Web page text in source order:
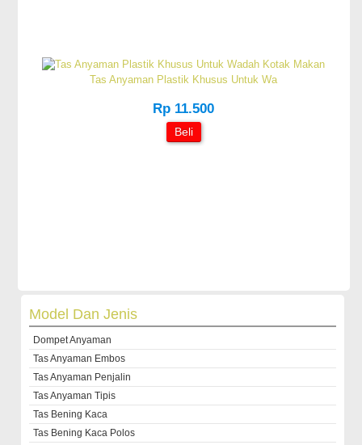
Tas Anyaman Plastik Khusus Untuk Wa
Rp 11.500
Beli
Model Dan Jenis
Dompet Anyaman
Tas Anyaman Embos
Tas Anyaman Penjalin
Tas Anyaman Tipis
Tas Bening Kaca
Tas Bening Kaca Polos